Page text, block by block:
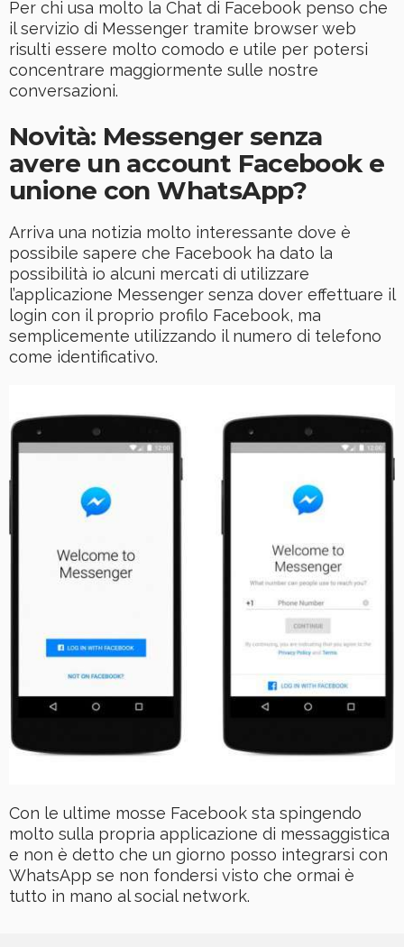
Per chi usa molto la Chat di Facebook penso che
il servizio di Messenger tramite browser web
risulti essere molto comodo e utile per potersi
concentrare maggiormente sulle nostre
conversazioni.
Novità: Messenger senza
avere un account Facebook e
unione con WhatsApp?
Arriva una notizia molto interessante dove è
possibile sapere che Facebook ha dato la
possibilità io alcuni mercati di utilizzare
l’applicazione Messenger senza dover effettuare il
login con il proprio profilo Facebook, ma
semplicemente utilizzando il numero di telefono
come identificativo.
Con le ultime mosse Facebook sta spingendo
molto sulla propria applicazione di messaggistica
e non è detto che un giorno posso integrarsi con
WhatsApp se non fondersi visto che ormai è
tutto in mano al social network.